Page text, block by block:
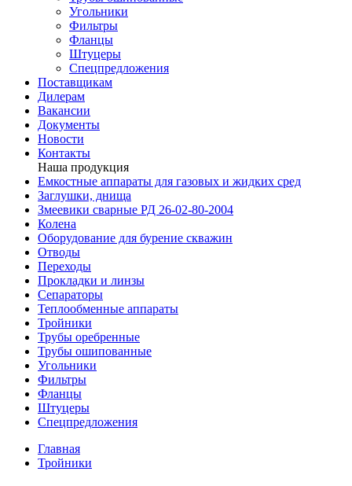
Угольники
Фильтры
Фланцы
Штуцеры
Спецпредложения
Поставщикам
Дилерам
Вакансии
Документы
Новости
Контакты
Наша продукция
Емкостные аппараты для газовых и жидких сред
Заглушки, днища
Змеевики сварные РД 26-02-80-2004
Колена
Оборудование для бурение скважин
Отводы
Переходы
Прокладки и линзы
Сепараторы
Теплообменные аппараты
Тройники
Трубы оребренные
Трубы ошипованные
Угольники
Фильтры
Фланцы
Штуцеры
Спецпредложения
Главная
Тройники